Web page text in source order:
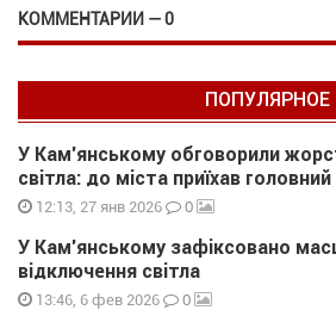
КОММЕНТАРИИ — 0
ПОПУЛЯРНОЕ
У Кам’янському обговорили
світла: до міста приїхав
12:13, 27 янв 2026 0
У Кам’янському зафіксовано
відключення світла
13:46, 6 фев 2026 0